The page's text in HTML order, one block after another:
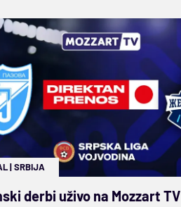
|SRBIJA
derbi uživo na Mozzart TV